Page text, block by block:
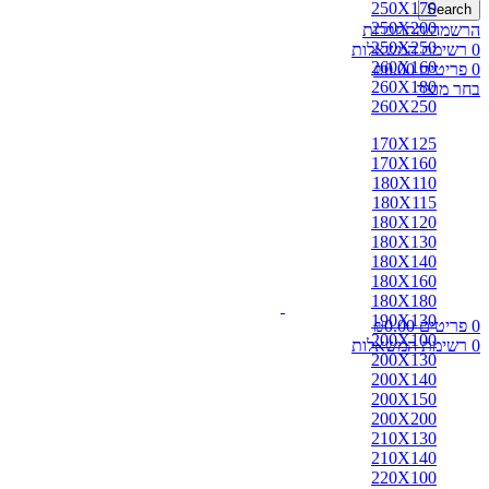
Search
הרשמה/התחברות
0 רשימת המשאלות
0 פריטים ₪0.00
בחר מוצר
0 פריטים ₪0.00
0 רשימת המשאלות
250X170
250X200
250X250
260X160
260X180
260X250
170X125
170X160
180X110
180X115
180X120
180X130
180X140
180X160
180X180
190X130
200X100
200X130
200X140
200X150
200X200
210X130
210X140
220X100